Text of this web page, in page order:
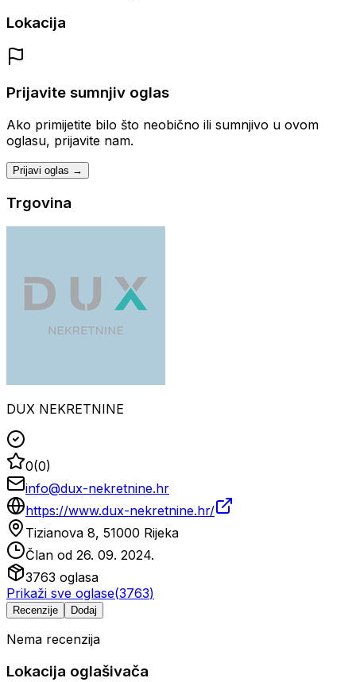
Lokacija
Prijavite sumnjiv oglas
Ako primijetite bilo što neobično ili sumnjivo u ovom
oglasu, prijavite nam.
Prijavi oglas →
Trgovina
DUX NEKRETNINE
0(0)
info@dux-nekretnine.hr
https://www.dux-nekretnine.hr/
Tizianova 8, 51000 Rijeka
Član od 26. 09. 2024.
3763 oglasa
Prikaži sve oglase(3763)
Recenzije Dodaj
Nema recenzija
Lokacija oglašivača